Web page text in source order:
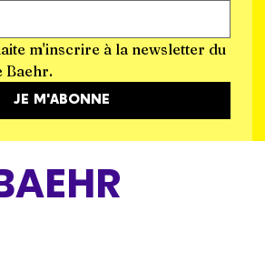
m'inscrire à la newsletter du
Baehr.
JE M'ABONNE